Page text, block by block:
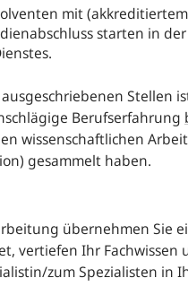
mit
starten in
Stellen
Berufserfahrung
wissenschaftlichen
gesammelt haben.
übernehmen Sie
vertiefen Ihr Fachwissen
zum Spezialisten in